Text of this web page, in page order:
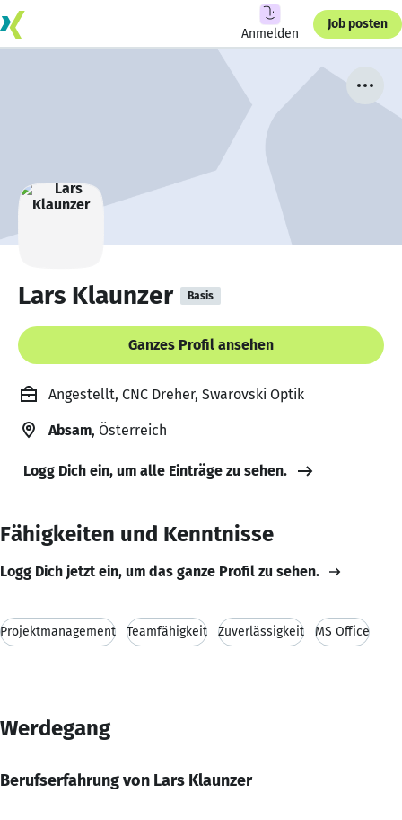
Anmelden
Job posten
Lars Klaunzer Basis
Ganzes Profil ansehen
Angestellt, CNC Dreher, Swarovski Optik
Absam, Österreich
Logg Dich ein, um alle Einträge zu sehen.
Fähigkeiten und Kenntnisse
Logg Dich jetzt ein, um das ganze Profil zu sehen.
Projektmanagement Teamfähigkeit Zuverlässigkeit MS Office
Werdegang
Berufserfahrung von Lars Klaunzer